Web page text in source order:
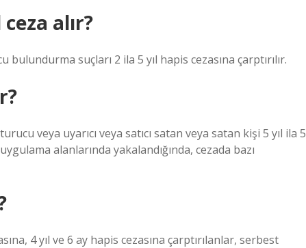
alır?
suçları 2 ila 5 yıl hapis cezasına çarptırılır.
veya uyarıcı veya satıcı satan veya satan kişi 5 yıl ila 5
alanlarında yakalandığında, cezada bazı
4 yıl ve 6 ay hapis cezasına çarptırılanlar, serbest